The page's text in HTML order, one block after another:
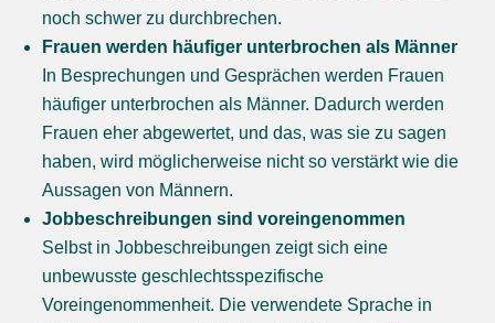
noch schwer zu durchbrechen.
Frauen werden häufiger unterbrochen als Männer
In Besprechungen und Gesprächen werden Frauen
häufiger unterbrochen als Männer. Dadurch werden
Frauen eher abgewertet, und das, was sie zu sagen
haben, wird möglicherweise nicht so verstärkt wie die
Aussagen von Männern.
Jobbeschreibungen sind voreingenommen
Selbst in Jobbeschreibungen zeigt sich eine
unbewusste geschlechtsspezifische
Voreingenommenheit. Die verwendete Sprache in